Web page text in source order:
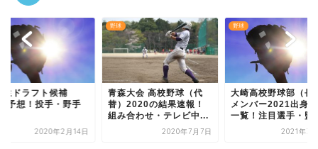
生ドラフト候補
予想！投手・野手
2020年2月14日
野球
青森大会 高校野球（代
替）2020の結果速報！
組み合わせ・テレビ中...
2020年7月7日
野球
大崎高校野球部（長
メンバー2021出身
一覧！注目選手・監
2021年3